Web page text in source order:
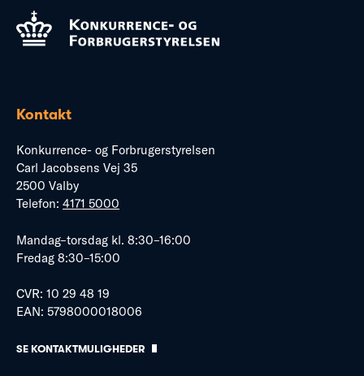
Kontakt
Konkurrence- og Forbrugerstyrelsen
Carl Jacobsens Vej 35
2500 Valby
Telefon: 4171 5000
Mandag–torsdag kl. 8:30–16:00
Fredag 8:30–15:00
CVR: 10 29 48 19
EAN: 5798000018006
SE KONTAKTMULIGHEDER